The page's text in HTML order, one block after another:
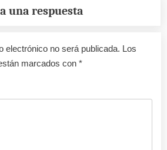
una respuesta
electrónico no será publicada. Los
marcados con *